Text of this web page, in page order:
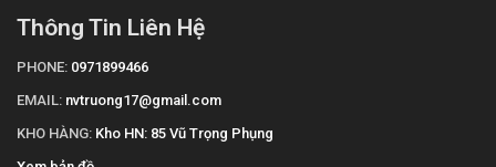
Thông Tin Liên Hệ
PHONE: 0971899466
EMAIL: nvtruong17@gmail.com
KHO HÀNG: Kho HN: 85 Vũ Trọng Phụng